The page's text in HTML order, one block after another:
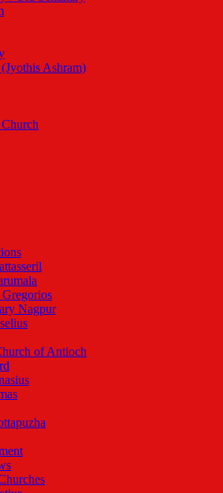
Ashram)
Nagpur
of Antioch